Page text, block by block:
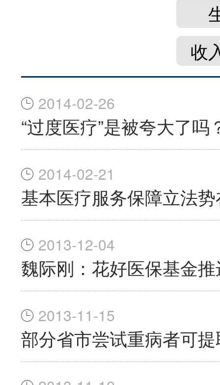
收
2014-02-26
“过度医疗”是被夸大了吗
2014-02-21
基本医疗服务保障立法
2013-12-04
魏际刚：花好医保基金
2013-11-15
部分省市尝试重病者可